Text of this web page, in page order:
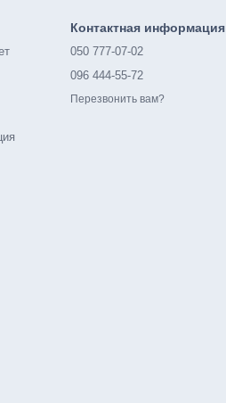
Контактная информация
050 777-07-02
096 444-55-72
Перезвонить вам?